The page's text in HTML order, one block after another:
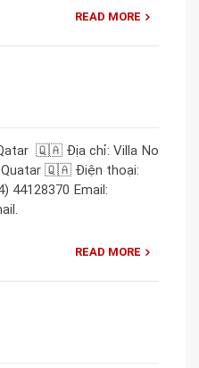
READ MORE
🇶🇦 Địa chỉ: Villa No
Quatar 🇶🇦 Điện thoại:
44128370 Email:
READ MORE